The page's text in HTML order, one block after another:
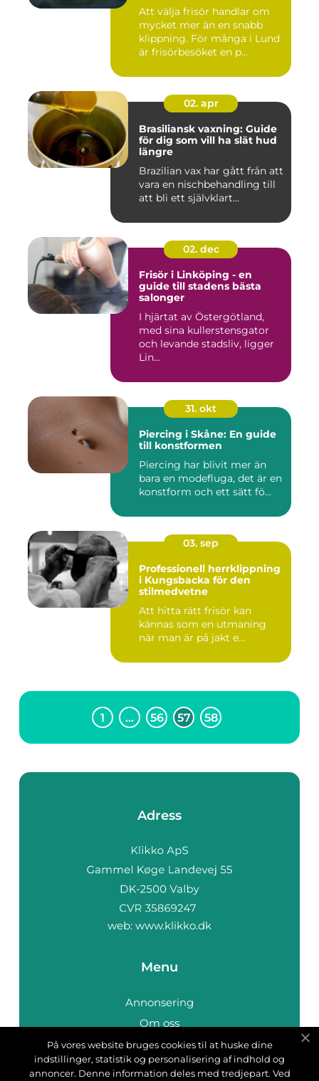
Att välja frisör handlar om
mycket mer än en snabb
klippning. För många i Lund
är frisörbesöket en p...
02. apr
Brasiliansk vaxning: Guide
för dig som vill ha slät hud
längre
Brazilian vax har gått från att
vara en nischbehandling till
att bli ett självklart...
02. dec
Frisör i Linköping - en
guide till stadens bästa
salonger
I hjärtat av Östergötland,
med sina kullerstensgator
och levande stadsliv, ligger
Lin...
31. okt
Piercing i Skåne: En guide
till konstformen
Piercing har blivit mer än
bara en modefluga, det är en
konstform och ett sätt fö...
03. sep
Professionell herrklippning
i Kungsbacka för den
stilmedvetne
Att hitta rätt frisör kan
kännas som en utmaning
när man är på jakt e...
1 … 56 57 58
Adress
web: www.klikko.dk
Menu
Annonsering
Om oss
Cookies
Kontakta oss
På vores website bruges cookies til at huske dine
indstillinger, statistik og personalisering af indhold og
annoncer. Denne information deles med tredjepart. Ved